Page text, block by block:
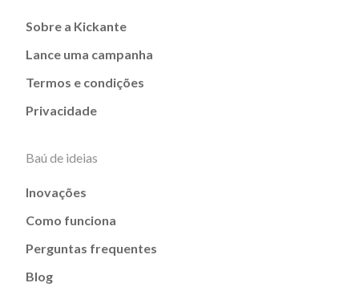
Sobre a Kickante
Lance uma campanha
Termos e condições
Privacidade
Baú de ideias
Inovações
Como funciona
Perguntas frequentes
Blog